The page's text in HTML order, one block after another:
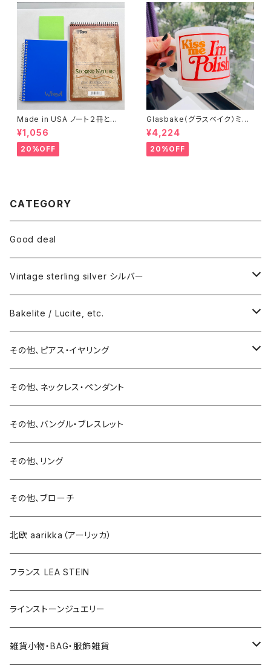
Made in USA ノート２冊とお
まけ
¥1,056
20%OFF
Glasbake（グラスベイク）ミル
クガラスマグ
¥4,224
20%OFF
CATEGORY
Good deal
Vintage sterling silver シルバー
ネックレス
バングル・ブレスレット
リング
15号以上
ピアス
イヤリング
ブローチ
その他
Bakelite / Lucite, etc.
ピアス・イヤリング
リング
バングル・ブレスレット
ブローチ
ネックレス
その他、ピアス・イヤリング
ピアス
イヤリング
その他、ネックレス・ペンダント
その他、バングル・ブレスレット
その他、リング
その他、ブローチ
北欧 aarikka（アーリッカ）
フランス LEA STEIN
ラインストーンジュエリー
雑貨小物・BAG・服飾雑貨